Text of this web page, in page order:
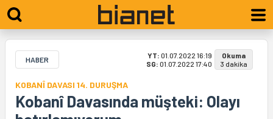
HABER YT: 01.07.2022 16:19
SG: 01.07.2022 17:40
Okuma
3 dakika
KOBANÎ DAVASI 14. DURUŞMA
Kobanî Davasında müşteki: Olayı